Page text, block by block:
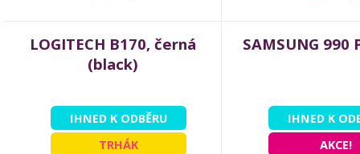
LOGITECH B170, černá
(black)
IHNED K ODBĚRU
TRHÁK
SAMSUNG 990
IHNED K
AKCE!